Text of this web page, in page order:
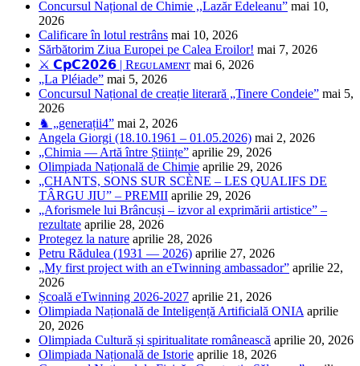
Concursul Național de Chimie ,,Lazăr Edeleanu” mai 10,
2026
Calificare în lotul restrâns mai 10, 2026
Sărbătorim Ziua Europei pe Calea Eroilor! mai 7, 2026
⚔️ 𝗖𝗽𝗖𝟮𝟬𝟮𝟲 | Rᴇɢᴜʟᴀᴍᴇɴᴛ mai 6, 2026
„La Pléiade” mai 5, 2026
Concursul Național de creație literară „Tinere Condeie” mai 5,
2026
♞ „generații4” mai 2, 2026
Angela Giorgi (18.10.1961 – 01.05.2026) mai 2, 2026
„Chimia — Artă între Științe” aprilie 29, 2026
Olimpiada Națională de Chimie aprilie 29, 2026
„CHANTS, SONS SUR SCÈNE – LES QUALIFS DE
TÂRGU JIU” – PREMII aprilie 29, 2026
„Aforismele lui Brâncuși – izvor al exprimării artistice” –
rezultate aprilie 28, 2026
Protegez la nature aprilie 28, 2026
Petru Rădulea (1931 — 2026) aprilie 27, 2026
„My first project with an eTwinning ambassador” aprilie 22,
2026
Școală eTwinning 2026-2027 aprilie 21, 2026
Olimpiada Națională de Inteligență Artificială ONIA aprilie
20, 2026
Olimpiada Cultură și spiritualitate românească aprilie 20, 2026
Olimpiada Națională de Istorie aprilie 18, 2026